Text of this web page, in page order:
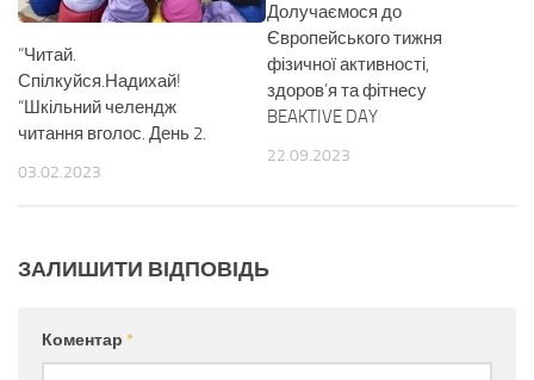
“Читай.
Спілкуйся.Надихай!
“Шкільний челендж
читання вголос. День 2.
03.02.2023
Долучаємося до
Європейського тижня
фізичної активності,
здоров’я та фітнесу
BEAKTIVE DAY
22.09.2023
ЗАЛИШИТИ ВІДПОВІДЬ
Коментар *